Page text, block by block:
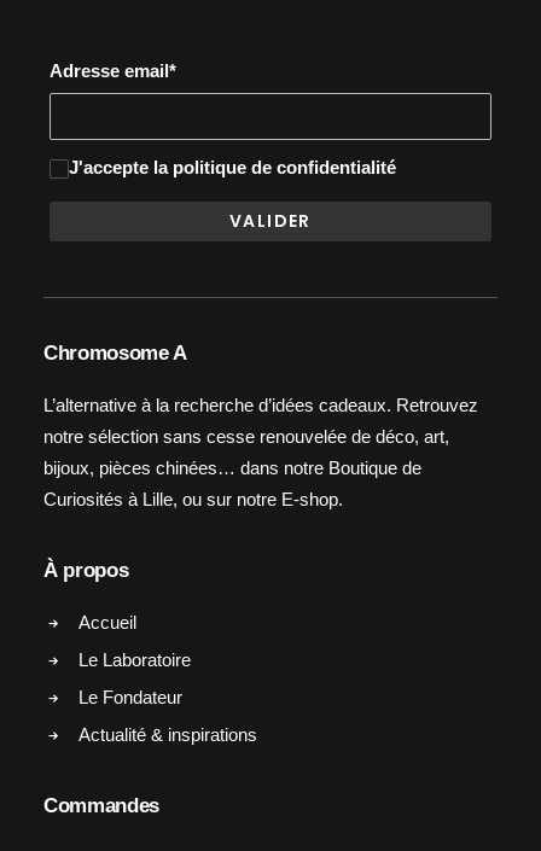
Adresse email*
J'accepte la politique de confidentialité
Chromosome A
L’alternative à la recherche d’idées cadeaux. Retrouvez
notre sélection sans cesse renouvelée de déco, art,
bijoux, pièces chinées… dans notre Boutique de
Curiosités à Lille, ou sur notre E-shop.
À propos
Accueil
Le Laboratoire
Le Fondateur
Actualité & inspirations
Commandes